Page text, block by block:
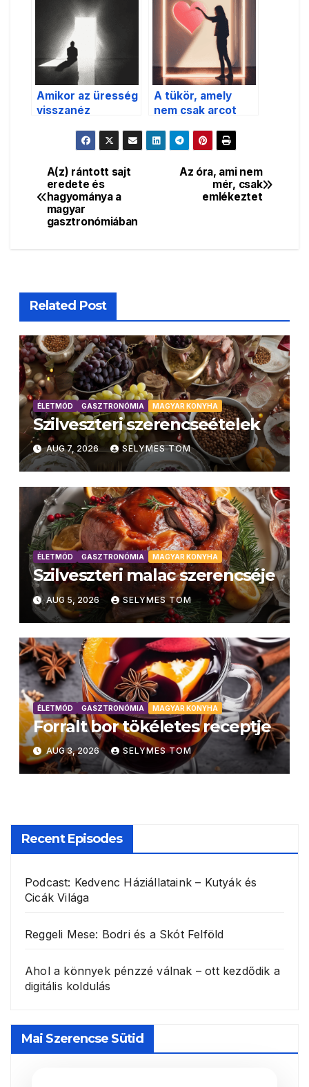
Amikor az üresség
visszanéz
A tükör, amely
nem csak arcot
Bejegyzés
navigáció
Az óra, ami nem
mér, csak
emlékeztet
A(z) rántott sajt
eredete és
hagyománya a
magyar
gasztronómiában
Related Post
ÉLETMÓD GASZTRONÓMIA MAGYAR KONYHA
Szilveszteri szerencseételek
AUG 7, 2026 SELYMES TOM
ÉLETMÓD GASZTRONÓMIA MAGYAR KONYHA
Szilveszteri malac szerencséje
AUG 5, 2026 SELYMES TOM
ÉLETMÓD GASZTRONÓMIA MAGYAR KONYHA
Forralt bor tökéletes receptje
AUG 3, 2026 SELYMES TOM
Recent Episodes
Podcast: Kedvenc Háziállataink – Kutyák és
Cicák Világa
Reggeli Mese: Bodri és a Skót Felföld
Ahol a könnyek pénzzé válnak – ott kezdődik a
digitális koldulás
Mai Szerencse Sütid